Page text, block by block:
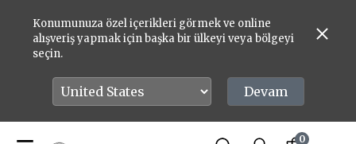
Konumunuza özel içerikleri görmek ve online
alışveriş yapmak için başka bir ülkeyi veya bölgeyi
seçin.
Devam
0